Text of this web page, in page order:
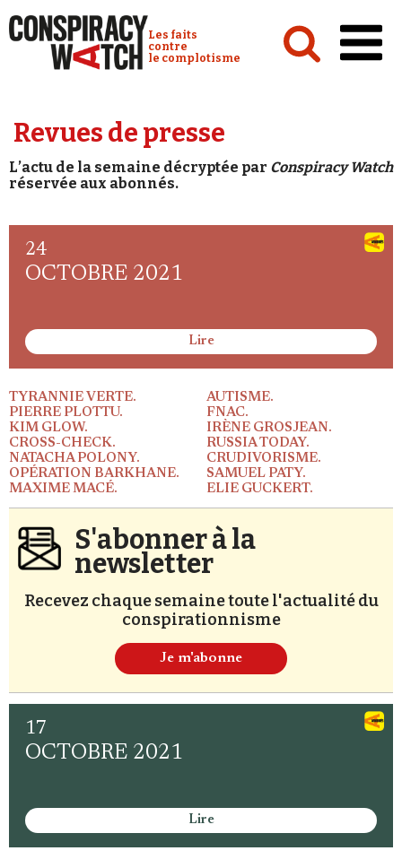
Conspiracy Watch :
Les faits
contre
le complotisme
Analyses
Conspipédia
Revues de presse
Newsletter
Faire un don
Se connecter
Revues de presse
L’actu de la semaine décryptée par Conspiracy Watch
réservée aux abonnés.
24
OCTOBRE 2021
Lire
TYRANNIE VERTE.
PIERRE PLOTTU.
KIM GLOW.
CROSS-CHECK.
NATACHA POLONY.
OPÉRATION BARKHANE.
MAXIME MACÉ.
AUTISME.
FNAC.
IRÈNE GROSJEAN.
RUSSIA TODAY.
CRUDIVORISME.
SAMUEL PATY.
ELIE GUCKERT.
S'abonner à la
newsletter
Recevez chaque semaine toute l'actualité du
conspirationnisme
Je m'abonne
17
OCTOBRE 2021
Lire